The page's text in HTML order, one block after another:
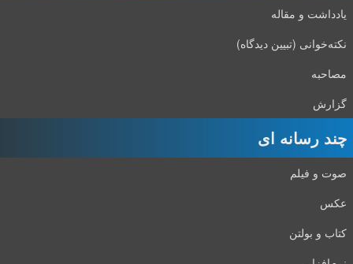
یادداشت و مقاله
نکته‌خوانی (تبیین دیدگاه)
مصاحبه
گزارش
چند رسانه ای
صوت و فیلم
عکس
کتاب و بولتن